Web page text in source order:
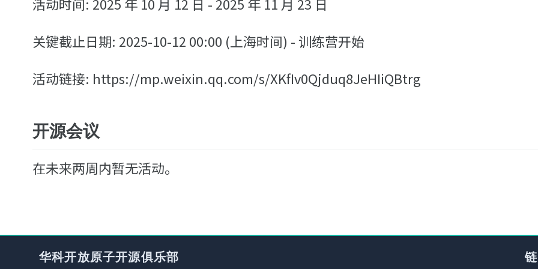
活动时间: 2025 年 10 月 12 日 - 2025 年 11 月 23 日
关键截止日期: 2025-10-12 00:00 (上海时间) - 训练营开始
活动链接: https://mp.weixin.qq.com/s/XKfIv0Qjduq8JeHIiQBtrg
开源会议
在未来两周内暂无活动。
华科开放原子开源俱乐部